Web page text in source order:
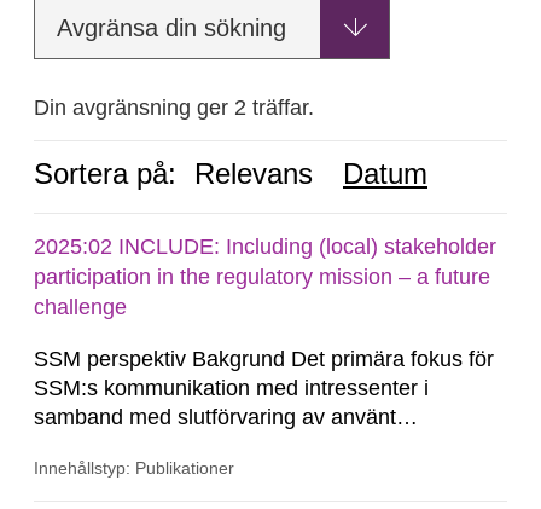
Avgränsa din sökning
Din avgränsning ger 2 träffar.
Sortera på: Relevans Datum
2025:02 INCLUDE: Including (local) stakeholder
participation in the regulatory mission – a future
challenge
SSM perspektiv Bakgrund Det primära fokus för
SSM:s kommunikation med intressenter i
samband med slutförvaring av använt
legat på formella samrådsprocesser kring den
Innehållstyp: Publikationer